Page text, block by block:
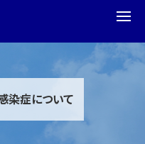
染症について